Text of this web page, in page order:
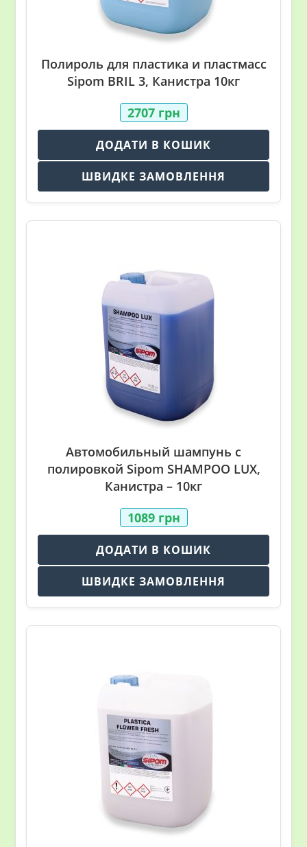
Полироль для пластика и пластмасс
Sipom BRIL 3, Канистра 10кг
2707 грн
ДОДАТИ В КОШИК
ШВИДКЕ ЗАМОВЛЕННЯ
Автомобильный шампунь с
полировкой Sipom SHAMPOO LUX,
Канистра – 10кг
1089 грн
ДОДАТИ В КОШИК
ШВИДКЕ ЗАМОВЛЕННЯ